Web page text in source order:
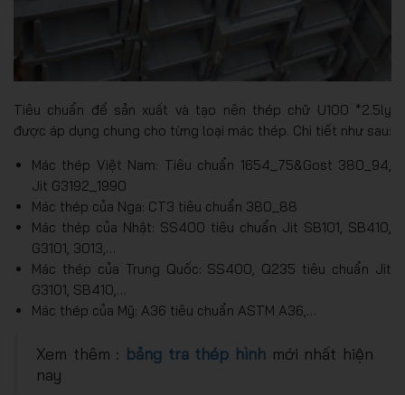
Tiêu chuẩn để sản xuất và tạo nên thép chữ U100 *2.5ly
được áp dụng chung cho từng loại mác thép. Chi tiết như sau:
Mác thép Việt Nam: Tiêu chuẩn 1654_75&Gost 380_94,
Jit G3192_1990
Mác thép của Nga: CT3 tiêu chuẩn 380_88
Mác thép của Nhật: SS400 tiêu chuẩn Jit SB101, SB410,
G3101, 3013,…
Mác thép của Trung Quốc: SS400, Q235 tiêu chuẩn Jit
G3101, SB410,…
Mác thép của Mỹ: A36 tiêu chuẩn ASTM A36,…
Xem thêm : bảng tra thép hình mới nhất hiện
nay